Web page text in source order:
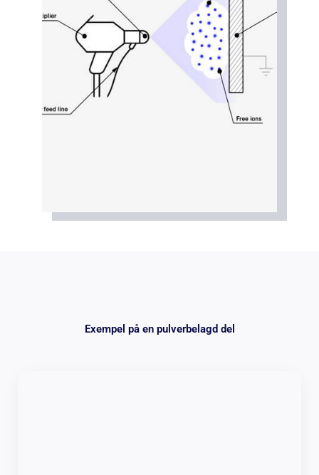
Exempel på en pulverbelagd del